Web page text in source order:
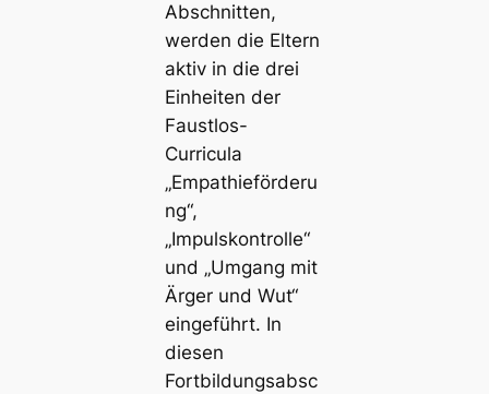
Abschnitten,
werden die Eltern
aktiv in die drei
Einheiten der
Faustlos-
Curricula
„Empathieförderu
ng“,
„Impulskontrolle“
und „Umgang mit
Ärger und Wut“
eingeführt. In
diesen
Fortbildungsabsc